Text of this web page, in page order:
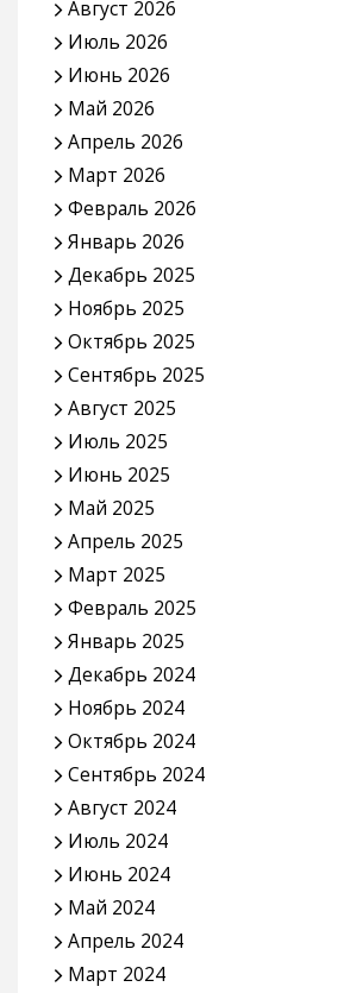
Август 2026
Июль 2026
Июнь 2026
Май 2026
Апрель 2026
Март 2026
Февраль 2026
Январь 2026
Декабрь 2025
Ноябрь 2025
Октябрь 2025
Сентябрь 2025
Август 2025
Июль 2025
Июнь 2025
Май 2025
Апрель 2025
Март 2025
Февраль 2025
Январь 2025
Декабрь 2024
Ноябрь 2024
Октябрь 2024
Сентябрь 2024
Август 2024
Июль 2024
Июнь 2024
Май 2024
Апрель 2024
Март 2024